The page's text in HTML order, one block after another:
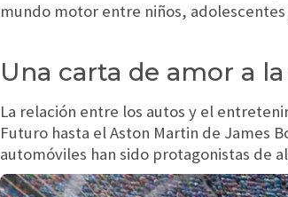
mundo motor entre niños,
Una carta de amor a
La relación entre los autos y el
Futuro hasta el Aston Martin de James
automóviles han sido protagonistas de